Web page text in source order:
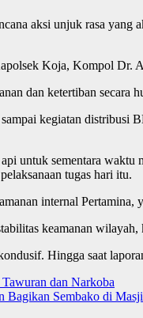
aksi unjuk rasa
Koja, Kompol Dr.
dan ketertiban
kegiatan
untuk sementara
tugas hari itu.
internal
keamanan
Hingga saat
dan Narkoba
Bagikan Sembako di